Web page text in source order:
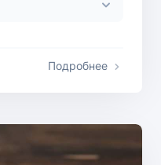
Подробнее